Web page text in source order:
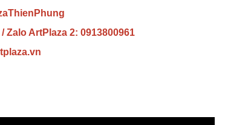
Zalo ArtPlaza 2: 0913800961